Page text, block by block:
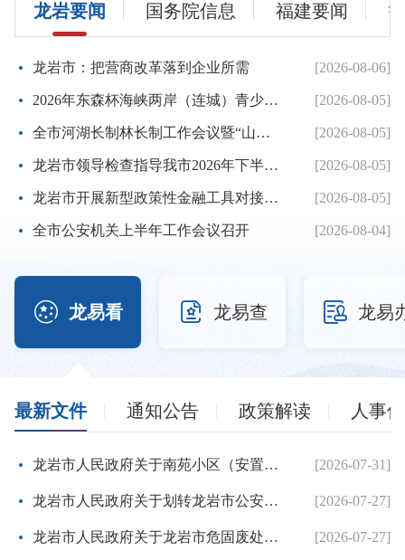
闽西红色风华知识图谱
龙岩要闻 国务院信息 福建要闻
[2026-08-06]
龙岩市：把营商改革落到企业所需
[2026-08-05]
2026年东森杯海峡两岸（连城）青少年棒球邀请赛暨第七届海峡...
[2026-08-05]
全市河湖长制林长制工作会议暨“山水龙岩”生态品牌建设推进...
[2026-08-05]
龙岩市领导检查指导我市2026年下半年征兵体检工作
[2026-08-05]
龙岩市开展新型政策性金融工具对接服务工作
[2026-08-04]
全市公安机关上半年工作会议召开
 龙易看  龙易查  龙易
最新文件 通知公告 政策解读 人事
[2026-07-31]
龙岩市人民政府关于南苑小区（安置房）项目建设用地的批复
[2026-07-27]
龙岩市人民政府关于划转龙岩市公安局国有建设用地使用权的批复
[2026-07-27]
龙岩市人民政府关于龙岩市危固废处置中心二期项目协议出让方案的批复